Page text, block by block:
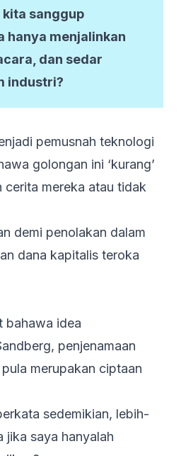
kita sanggup
hanya menjalinkan
dan sedar
industri?
pemusnah teknologi
golongan ini ‘kurang’
cerita mereka atau tidak
demi penolakan dalam
dana kapitalis teroka
bahawa idea
penjenamaan
merupakan ciptaan
sedemikian, lebih-
jika saya hanyalah